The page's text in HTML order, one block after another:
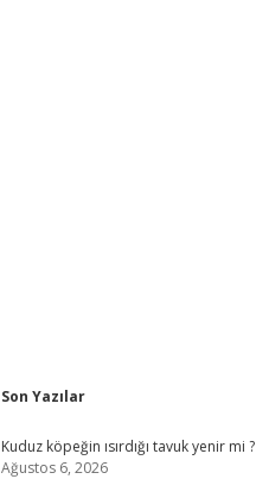
Sidebar
Son Yazılar
Kuduz köpeğin ısırdığı tavuk yenir mi ?
Ağustos 6, 2026